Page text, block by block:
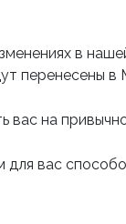
в
перенесены в
вас на
для вас